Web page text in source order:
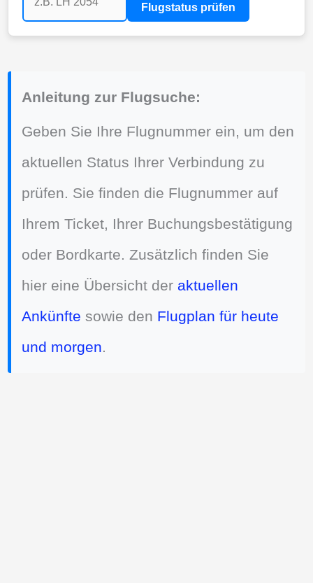
Flugstatus prüfen
Anleitung zur Flugsuche:
Geben Sie Ihre Flugnummer ein, um den
aktuellen Status Ihrer Verbindung zu
prüfen. Sie finden die Flugnummer auf
Ihrem Ticket, Ihrer Buchungsbestätigung
oder Bordkarte. Zusätzlich finden Sie
hier eine Übersicht der aktuellen
Ankünfte sowie den Flugplan für heute
und morgen.